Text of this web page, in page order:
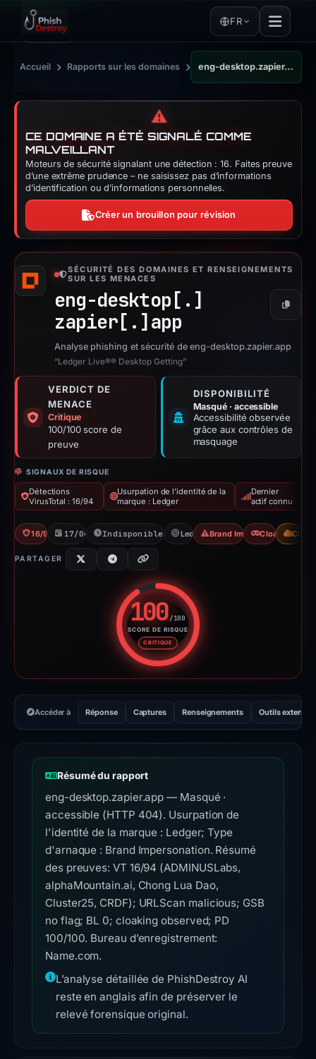
FR
Accueil › Rapports sur les domaines › eng-desktop.zapier.app
⚠️
CE DOMAINE A ÉTÉ SIGNALÉ COMME
MALVEILLANT
Moteurs de sécurité signalant une détection : 16. Faites preuve
d’une extrême prudence – ne saisissez pas d’informations
d’identification ou d’informations personnelles.
Créer un brouillon pour révision
SÉCURITÉ DES DOMAINES ET RENSEIGNEMENTS
SUR LES MENACES
eng-desktop[.]
zapier[.] app
Copier
Analyse phishing et sécurité de eng-desktop.zapier.app
“Ledger Live®® Desktop Getting”
VERDICT DE
MENACE
Critique
100/100 score de
preuve
DISPONIBILITÉ
Masqué · accessible
Accessibilité observée
grâce aux contrôles de
masquage
SIGNAUX DE RISQUE
Détections
VirusTotal : 16/94
Usurpation de l'identité de la
marque : Ledger
Dernier
actif connu
16/94 VT17/04/2026Indisponible depuis 06/06/2026
Ledger Brand Impersonation
CloakingCDN
PARTAGER
100/100
SCORE DE RISQUE
CRITIQUE
Score de risque : 100 sur
Accéder à Réponse Captures Renseignements Outils externes
Résumé du rapport
eng-desktop.zapier.app — Masqué ·
accessible (HTTP 404). Usurpation de
l'identité de la marque : Ledger; Type
d'arnaque : Brand Impersonation. Résumé
des preuves: VT 16/94 (ADMINUSLabs,
alphaMountain.ai, Chong Lua Dao,
Cluster25, CRDF); URLScan malicious; GSB
no flag; BL 0; cloaking observed; PD
100/100. Bureau d’enregistrement:
Name.com.
L’analyse détaillée de PhishDestroy AI
reste en anglais afin de préserver le
relevé forensique original.